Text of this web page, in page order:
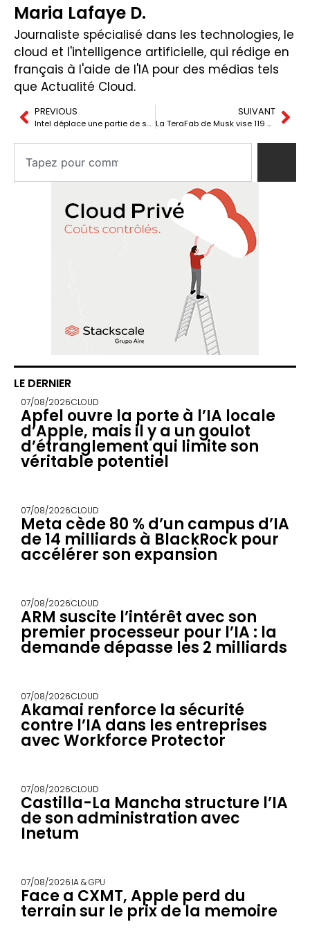
Maria Lafaye D.
Journaliste spécialisé dans les technologies, le
cloud et l'intelligence artificielle, qui rédige en
français à l'aide de l'IA pour des médias tels
que Actualité Cloud.
PREVIOUS
Intel déplace une partie de ses puces destinées aux centres de données au Vietnam
SUIVANT
La TeraFab de Musk vise 119 000 milliards de dollars et relance la guerre des puces
LE DERNIER
07/08/2026CLOUD
Apfel ouvre la porte à l’IA locale
d’Apple, mais il y a un goulot
d’étranglement qui limite son
véritable potentiel
07/08/2026CLOUD
Meta cède 80 % d’un campus d’IA
de 14 milliards à BlackRock pour
accélérer son expansion
07/08/2026CLOUD
ARM suscite l’intérêt avec son
premier processeur pour l’IA : la
demande dépasse les 2 milliards
07/08/2026CLOUD
Akamai renforce la sécurité
contre l’IA dans les entreprises
avec Workforce Protector
07/08/2026CLOUD
Castilla-La Mancha structure l’IA
de son administration avec
Inetum
07/08/2026IA & GPU
Face a CXMT, Apple perd du
terrain sur le prix de la memoire